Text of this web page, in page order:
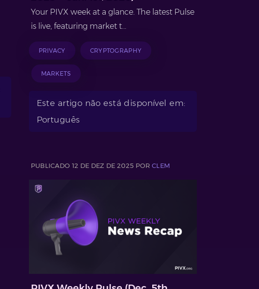
Your PIVX week at a glance. The latest Pulse
is live, featuring market t...
PRIVACY CRYPTOGRAPHY
MARKETS
Este artigo não está disponível em:
Português
PUBLICADO 12 DE DEZ DE 2025 POR CLEM